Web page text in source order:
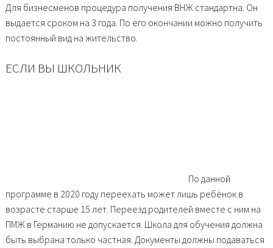
Для бизнесменов процедура получения ВНЖ стандартна. Он
выдается сроком на 3 года. По его окончании можно получить
постоянный вид на жительство.
ЕСЛИ ВЫ ШКОЛЬНИК
По данной
программе в 2020 году переехать может лишь ребёнок в
возрасте старше 15 лет. Переезд родителей вместе с ним на
ПМЖ в Германию не допускается. Школа для обучения должна
быть выбрана только частная. Документы должны подаваться